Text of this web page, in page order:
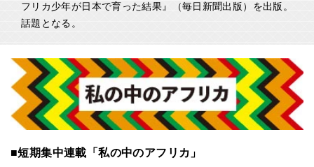
フリカ少年が日本で育った結果』（毎日新聞出版）を出版。
話題となる。
■短期集中連載「私の中のアフリカ」